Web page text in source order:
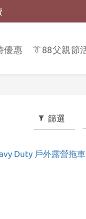
優惠 👔88父親節
篩選